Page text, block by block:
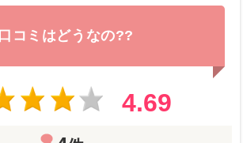
口コミはどうなの??
4.69